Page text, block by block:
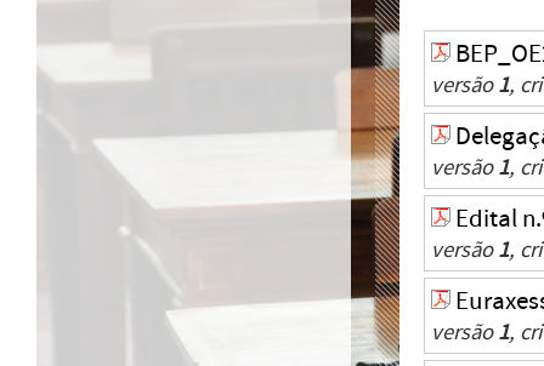
versão1,
versão1,
Edital
versão1,
versão1,